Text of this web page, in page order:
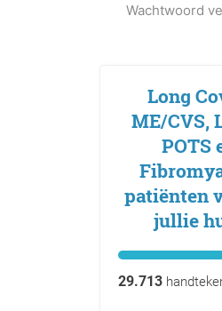
Wachtwoord
Long
ME/CVS,
POTS
patiënten
jullie
29.713